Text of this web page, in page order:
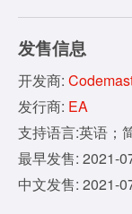
发售信息
开发商:
发行商: EA
支持语言:英语；
最早发售: 2021-
中文发售: 2021-